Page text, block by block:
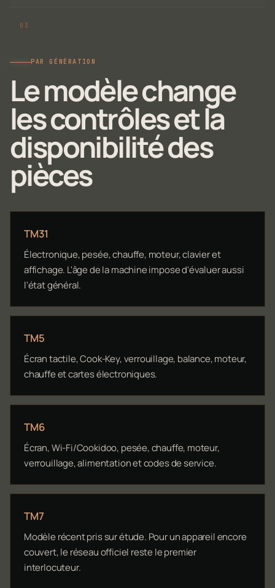
PAR GÉNÉRATION
Le modèle change
les contrôles et la
disponibilité des
pièces
TM31
Électronique, pesée, chauffe, moteur, clavier et
affichage. L'âge de la machine impose d'évaluer aussi
l'état général.
TM5
Écran tactile, Cook-Key, verrouillage, balance, moteur,
chauffe et cartes électroniques.
TM6
Écran, Wi-Fi/Cookidoo, pesée, chauffe, moteur,
verrouillage, alimentation et codes de service.
TM7
Modèle récent pris sur étude. Pour un appareil encore
couvert, le réseau officiel reste le premier
interlocuteur.